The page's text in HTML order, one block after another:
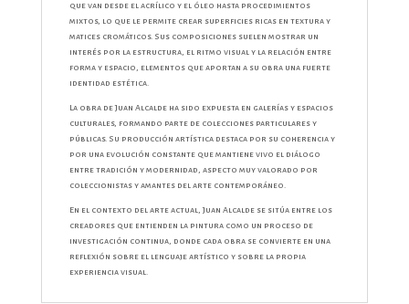
que van desde el acrílico y el óleo hasta procedimientos
mixtos, lo que le permite crear superficies ricas en textura y
matices cromáticos. Sus composiciones suelen mostrar un
interés por la estructura, el ritmo visual y la relación entre
forma y espacio, elementos que aportan a su obra una fuerte
identidad estética.
La obra de Juan Alcalde ha sido expuesta en galerías y espacios
culturales, formando parte de colecciones particulares y
públicas. Su producción artística destaca por su coherencia y
por una evolución constante que mantiene vivo el diálogo
entre tradición y modernidad, aspecto muy valorado por
coleccionistas y amantes del arte contemporáneo.
En el contexto del arte actual, Juan Alcalde se sitúa entre los
creadores que entienden la pintura como un proceso de
investigación continua, donde cada obra se convierte en una
reflexión sobre el lenguaje artístico y sobre la propia
experiencia visual.